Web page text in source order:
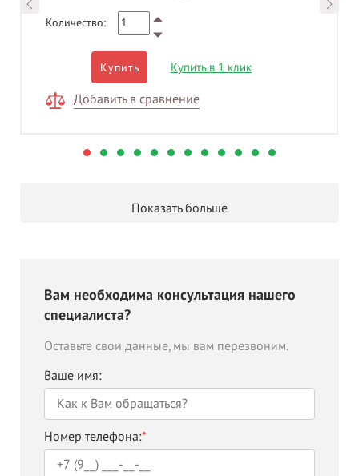
Количество:
Купить Купить в 1 клик
Добавить в сравнение
Показать больше
Вам необходима консультация нашего
специалиста?
Оставьте свои данные, мы вам перезвоним.
Ваше имя:
Номер телефона:*